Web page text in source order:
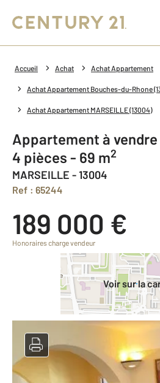
Accueil Achat Achat Appartement
Achat Appartement Bouches-du-Rhone
Achat Appartement MARSEILLE (13004)
Appartement à vendre
4 pièces - 69 m2
MARSEILLE - 13004
Ref : 65244
189 000 €
Honoraires charge vendeur
Voir sur la